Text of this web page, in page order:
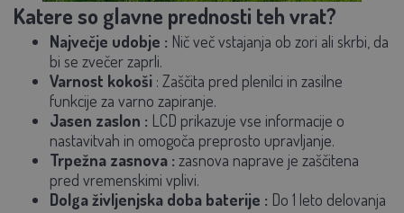
Katere so glavne prednosti teh vrat?
Največje udobje : Nič več vstajanja ob zori ali skrbi, da
bi se zvečer zaprli.
Varnost kokoši : Zaščita pred plenilci in zasilne
funkcije za varno zapiranje.
Jasen zaslon : LCD prikazuje vse informacije o
nastavitvah in omogoča preprosto upravljanje.
Trpežna zasnova : zasnova naprave je zaščitena
pred vremenskimi vplivi.
Dolga življenjska doba baterije : Do 1 leto delovanja